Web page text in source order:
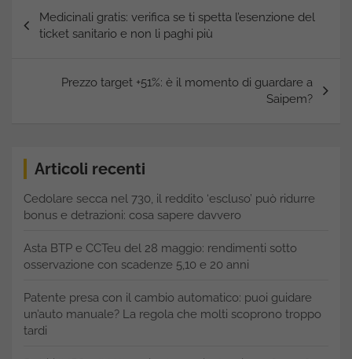
articoli
Medicinali gratis: verifica se ti spetta l’esenzione del
ticket sanitario e non li paghi più
Prezzo target +51%: è il momento di guardare a
Saipem?
Articoli recenti
Cedolare secca nel 730, il reddito ‘escluso’ può ridurre
bonus e detrazioni: cosa sapere davvero
Asta BTP e CCTeu del 28 maggio: rendimenti sotto
osservazione con scadenze 5,10 e 20 anni
Patente presa con il cambio automatico: puoi guidare
un’auto manuale? La regola che molti scoprono troppo
tardi